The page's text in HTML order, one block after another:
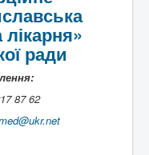
ради
87 62